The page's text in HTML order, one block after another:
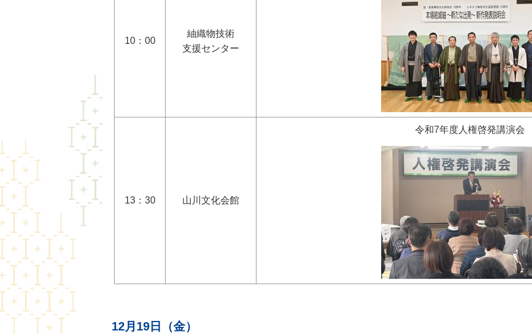
10：00
紬織物技術
支援センター
13：30 山川文化会館
令和7年度人権啓発講演会
12月19日（金）